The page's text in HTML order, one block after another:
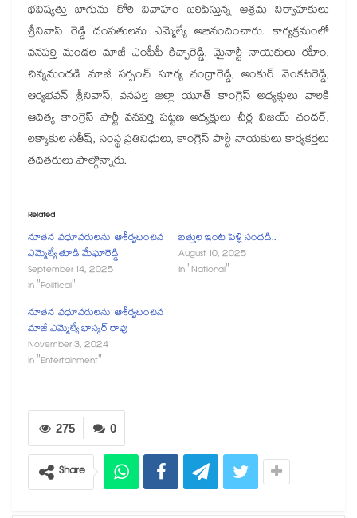
భవిష్యత్తు బాగును కోరి వివాహం జరిపిస్తున్న ఆశ్రమ నిర్వాహకులు
శ్రీనివాస్ రెడ్డి దంపతులను ఎమ్మెల్యే అభినందించారు. కార్యక్రమంలో
వనపర్తి మండల మాజీ ఎంపీపీ కిచ్చారెడ్డి, మైనార్టీ నాయకులు రహీం,
చిన్నమందడి మాజీ సర్పంచ్ సూర్య చంద్రారెడ్డి, అంకుర్ వెంకటరెడ్డి,
ఆర్యభవన్ శ్రీనివాస్, వనపర్తి జిల్లా యూత్ కాంగ్రెస్ అధ్యక్షులు వారికి
ఆదిత్య కాంగ్రెస్ పార్టీ వనపర్తి పట్టణ అధ్యక్షులు చీర్ల విజయ్ చందర్,
లక్కాకుల సతీష్, సంస్థ ప్రతినిధులు, కాంగ్రెస్ పార్టీ నాయకులు కార్యకర్తలు
తదితరులు పాల్గొన్నారు.
Related
నూతన వధూవరులను ఆశీర్వదించిన
ఎమ్మెల్యే తూడి మేఘారెడ్డి
September 14, 2025
In "Political"
బత్తుల ఇంట పెళ్లి సందడి..
August 10, 2025
In "National"
నూతన వధూవరులను ఆశీర్వదించిన
మాజీ ఎమ్మెల్యే భాస్కర్ రావు
November 3, 2024
In "Entertainment"
0
275
Share